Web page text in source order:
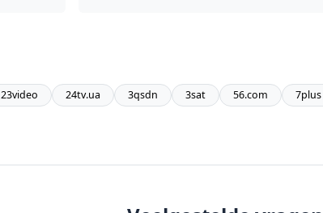
23video 24tv.ua 3qsdn 3sat 56.com 7plus